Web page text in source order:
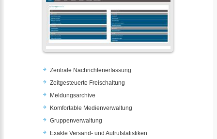
Zentrale Nachrichtenerfassung
Zeitgesteuerte Freischaltung
Meldungsarchive
Komfortable Medienverwaltung
Gruppenverwaltung
Exakte Versand- und Aufrufstatistiken